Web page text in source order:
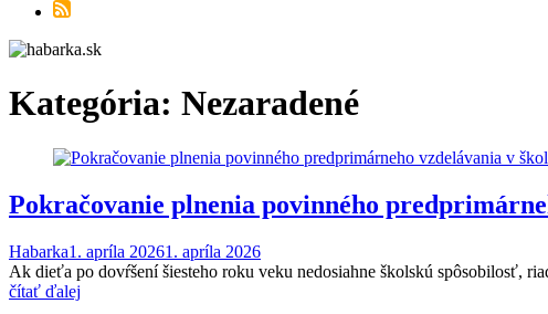
Kategória: Nezaradené
Pokračovanie plnenia povinného
Habarka1. apríla 20261. apríla 2026
Ak dieťa po dovŕšení šiesteho roku veku nedosiahne školskú spôsobilosť,
čítať ďalej